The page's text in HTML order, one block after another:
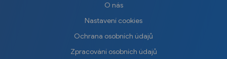
O nás
Nastavení cookies
Ochrana osobních údajů
Zpracování osobních údajů